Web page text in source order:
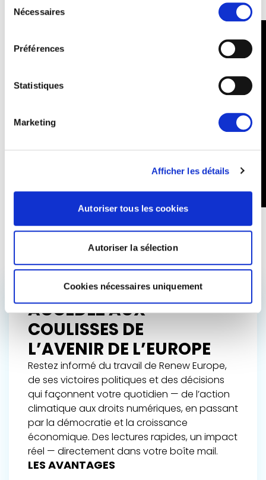
Nécessaires
Préférences
Statistiques
Marketing
Afficher les détails
Autoriser tous les cookies
Autoriser la sélection
Cookies nécessaires uniquement
ACCÉDEZ AUX
COULISSES DE
L’AVENIR DE L’EUROPE
Restez informé du travail de Renew Europe,
de ses victoires politiques et des décisions
qui façonnent votre quotidien — de l’action
climatique aux droits numériques, en passant
par la démocratie et la croissance
économique. Des lectures rapides, un impact
réel — directement dans votre boîte mail.
LES AVANTAGES